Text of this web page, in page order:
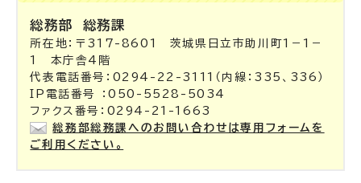
総務部 総務課
所在地：〒317-8601 茨城県日立市助川町1－1－
1 本庁舎4階
代表電話番号：0294-22-3111（内線：335、336）
IP電話番号 ：050-5528-5034
ファクス番号：0294-21-1663
総務部総務課へのお問い合わせは専用フォームを
ご利用ください。